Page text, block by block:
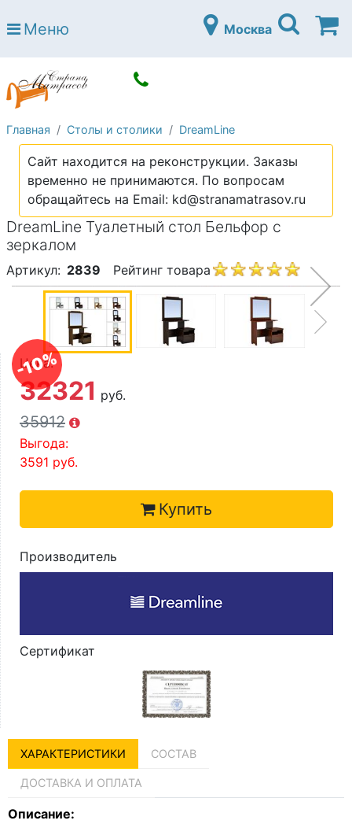
Страна матрасов
Open submenu (Матрасы)
Open submenu (Кровати)
Кровати
Open submenu (Аксессуары)
Open submenu (Диваны)
Диваны
Open submenu (Постельное белье)
Постельное белье
Open submenu (Мебель)
Мебель
Open submenu (Основания)
Основания
Open submenu (Детские матрасы)
Детские матрасы
Open submenu (Детские кровати)
Детские кровати
Open submenu (Шкафы)
Шкафы
О компании
Контакты
Доставка по городу
Меню Москва
Главная Столы и столики DreamLine
Сайт находится на реконструкции. Заказы
временно не принимаются. По вопросам
обращайтесь на Email: kd@stranamatrasov.ru
DreamLine Туалетный стол Бельфор с
зеркалом
-10%
Артикул: 2839 Рейтинг товара
Цена:
32321 руб.
35912
Выгода:
3591 руб.
Купить
Производитель
Сертификат
ХАРАКТЕРИСТИКИ СОСТАВ
ДОСТАВКА И ОПЛАТА
Описание: